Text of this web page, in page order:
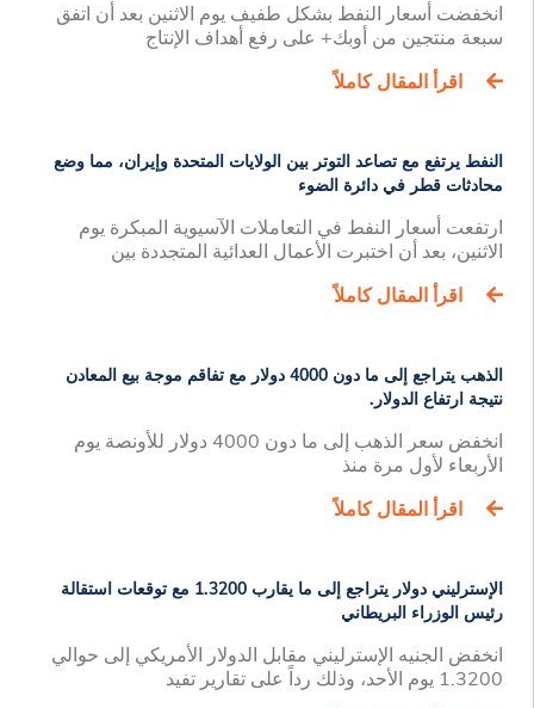
انخفضت أسعار النفط بشكل طفيف يوم الاثنين بعد أن اتفق
سبعة منتجين من أوبك+ على رفع أهداف الإنتاج
اقرأ المقال كاملاً
النفط يرتفع مع تصاعد التوتر بين الولايات المتحدة وإيران، مما وضع
محادثات قطر في دائرة الضوء
ارتفعت أسعار النفط في التعاملات الآسيوية المبكرة يوم
الاثنين، بعد أن اختبرت الأعمال العدائية المتجددة بين
اقرأ المقال كاملاً
الذهب يتراجع إلى ما دون 4000 دولار مع تفاقم موجة بيع المعادن
نتيجة ارتفاع الدولار.
انخفض سعر الذهب إلى ما دون 4000 دولار للأونصة يوم
الأربعاء لأول مرة منذ
اقرأ المقال كاملاً
الإسترليني دولار يتراجع إلى ما يقارب 1.3200 مع توقعات استقالة
رئيس الوزراء البريطاني
انخفض الجنيه الإسترليني مقابل الدولار الأمريكي إلى حوالي
1.3200 يوم الأحد، وذلك رداً على تقارير تفيد